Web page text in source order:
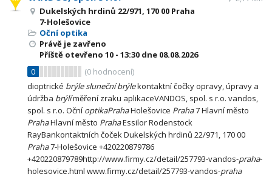
Dukelských hrdinů 22/971, 170 00 Praha
7-Holešovice
Oční optika
Právě je zavřeno
Příště otevřeno 10 - 13:30 dne 08.08.2026
0
(0 hodnocení)
dioptrické brýlesluneční brýlekontaktní čočky opravy, úpravy a
údržba brýlíměření zraku aplikaceVANDOS, spol. s r.o. vandos,
spol. s r.o. Oční optikaPrahaHolešovice Praha7 Hlavní město
PrahaHlavní město PrahaEssilor Rodenstock
RayBankontaktních čoček Dukelských hrdinů 22/971, 170 00
Praha7-Holešovice +420220879786
+420220879789http://www.firmy.cz/detail/257793-vandos-praha-
holesovice.html www.firmy.cz/detail/257793-vandos-praha